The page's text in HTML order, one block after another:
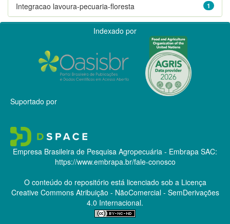
1
Integracao lavoura-pecuaria-floresta
Indexado por
Suportado por
Empresa Brasileira de Pesquisa Agropecuária - Embrapa SAC:
https://www.embrapa.br/fale-conosco
O conteúdo do repositório está licenciado sob a Licença
Creative CommonsAtribuição - NãoComercial - SemDerivações
4.0 Internacional.